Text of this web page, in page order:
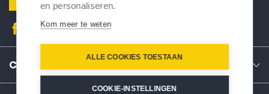
CONTACT
en personaliseren.
Kom meer te weten
ALLE COOKIES TOESTAAN
COOKIE-INSTELLINGEN